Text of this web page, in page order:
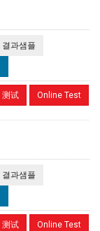
결과샘플
测试 Online Test
결과샘플
测试 Online Test